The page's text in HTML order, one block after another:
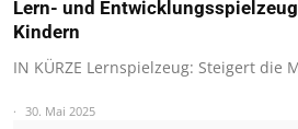
Lern- und
Kindern
IN KÜRZE Lernspielzeug: Steigert
30. Mai 2025